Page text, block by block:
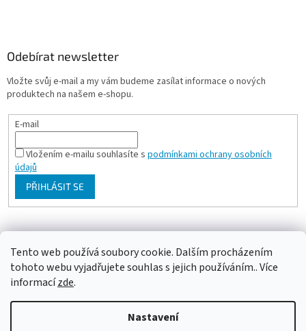
Tento web používá soubory cookie. Dalším procházením
tohoto webu vyjadřujete souhlas s jejich používáním.. Více
informacízde.
Nastavení
Odebírat newsletter
Vložte svůj e-mail a my vám budeme zasílat informace o nových
produktech na našem e-shopu.
E-mail
Vložením e-mailu souhlasíte s podmínkami ochrany osobních
údajů
PŘIHLÁSIT SE